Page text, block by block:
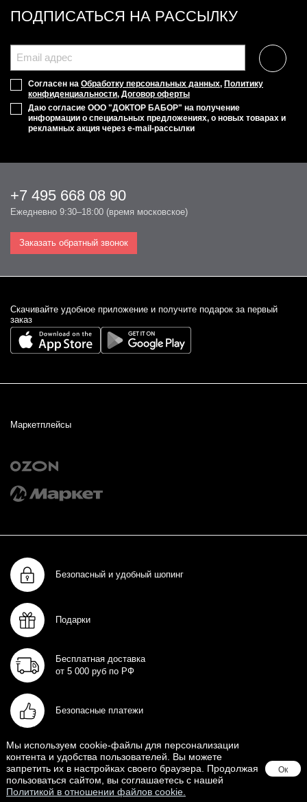
ПОДПИСАТЬСЯ НА РАССЫЛКУ
Согласен на Обработку персональных данных, Политику
конфиденциальности, Договор оферты
Даю согласие ООО "ДОКТОР БАБОР" на получение
информации о специальных предложениях, о новых товарах и
рекламных акция через e-mail-рассылки
+7 495 668 08 90
Ежедневно 9:30–18:00 (время московское)
Заказать обратный звонок
Cкачивайте удобное приложение и получите подарок за первый
заказ
Маркетплейсы
Безопасный и удобный шопинг
Подарки
Бесплатная доставка
от 5 000 руб по РФ
Безопасные платежи
МАГАЗИН
Мы используем cookie-файлы для персонализации
контента и удобства пользователей. Вы можете
запретить их в настройках своего браузера. Продолжая
пользоваться сайтом, вы соглашаетесь с нашей
Политикой в отношении файлов cookie.
Ок